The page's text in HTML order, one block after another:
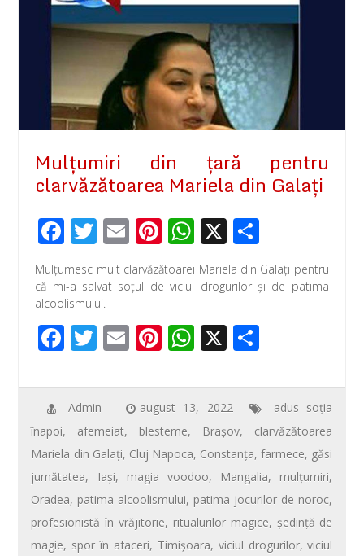
Mulţumiri din țară pentru
clarvăzătoarea Mariela din Galați
F
e
b
o
o
k
T
wi
tt
er
E
m
ail
Pi
nt
er
st
W
h
at
A
p
p
X
ar
ta
Mulţumesc mult clarvăzătoarei Mariela din Galați pentru
că mi-a salvat soţul de viciul drogurilor și de patima
alcoolismului.
F
e
b
o
o
k
T
tt
er
E
ail
Pi
er
e
st
W
at
s
A
p
p
X
ta
je
az
ă
Admin august 13, 2022
adus soţia
înapoi, afemeiat, blesteme, Braşov, clarvăzătoarea
Mariela din Galaţi, Cluj Napoca, Constanţa,farmece, găsi
jumătatea, Iaşi, magia voodoo, Mangalia, mulţumiri,
Oradea, patima alcoolismului, patima jocurilor de noroc,
profesionistă în vrăjitorie, ritualurilor magice, şedinţă de
magie, spor în afaceri, Timişoara, viciul drogurilor,viciul